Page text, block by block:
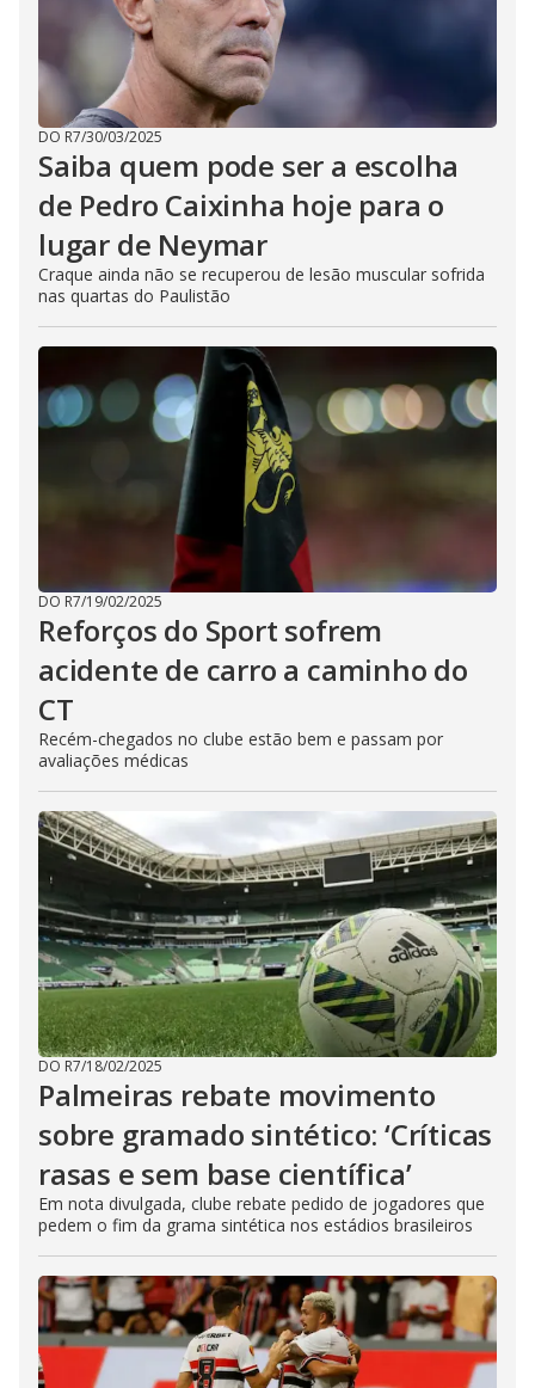
DO R7/30/03/2025
Saiba quem pode ser a escolha
de Pedro Caixinha hoje para o
lugar de Neymar
Craque ainda não se recuperou de lesão muscular sofrida
nas quartas do Paulistão
DO R7/19/02/2025
Reforços do Sport sofrem
acidente de carro a caminho do
CT
Recém-chegados no clube estão bem e passam por
avaliações médicas
DO R7/18/02/2025
Palmeiras rebate movimento
sobre gramado sintético: ‘Críticas
rasas e sem base científica’
Em nota divulgada, clube rebate pedido de jogadores que
pedem o fim da grama sintética nos estádios brasileiros